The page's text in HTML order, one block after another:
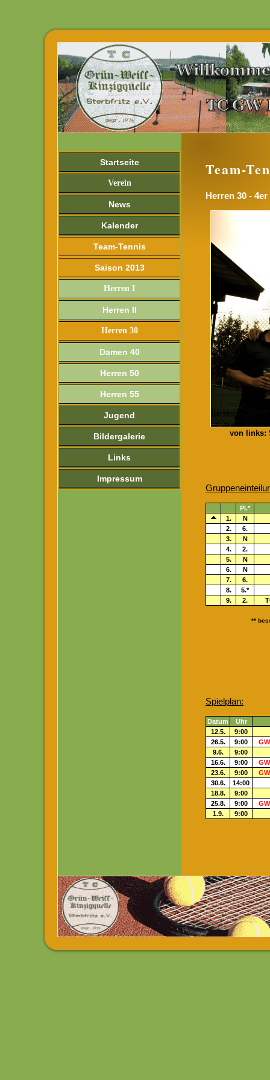
Startseite
Verein
News
Kalender
Team-Tennis
Saison 2013
Herren I
Herren II
Herren 30
Damen 40
Herren 50
Herren 55
Jugend
Bildergalerie
Links
Impressum
Team-
Herren 30 -
von links:
Pl.*
1.
N
2.
6.
3.
N
4.
2.
5.
N
6.
N
7.
6.
8.
5.*
9.
2.
**
Spielplan:
Datum
Uhr
12.5.
9:00
26.5.
9:00
9.6.
9:00
16.6.
9:00
23.6.
9:00
30.6.
14:00
18.8.
9:00
25.8.
9:00
1.9.
9:00